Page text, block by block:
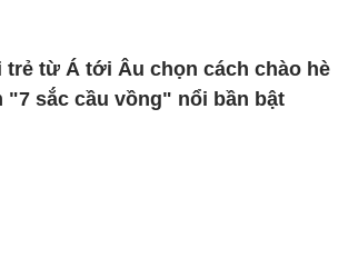
trẻ từ Á tới Âu chọn cách chào hè
"7 sắc cầu vồng" nổi bần bật